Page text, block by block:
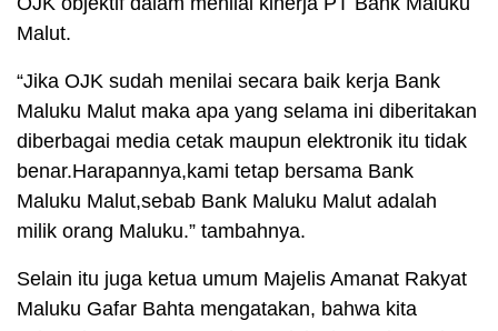
Malut.
“Jika OJK sudah menilai secara baik kerja Bank
Maluku Malut maka apa yang selama ini diberitakan
diberbagai media cetak maupun elektronik itu tidak
benar.Harapannya,kami tetap bersama Bank
Maluku Malut,sebab Bank Maluku Malut adalah
milik orang Maluku.” tambahnya.
Selain itu juga ketua umum Majelis Amanat Rakyat
Maluku Gafar Bahta mengatakan, bahwa kita